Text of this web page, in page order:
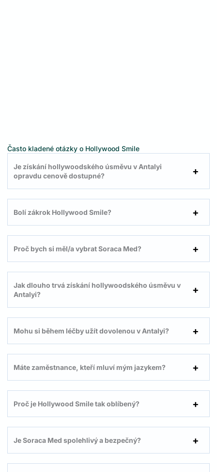
Často kladené otázky o Hollywood Smile
Je získání hollywoodského úsměvu v Antalyi
opravdu cenově dostupné?
Bolí zákrok Hollywood Smile?
Proč bych si měl/a vybrat Soraca Med?
Jak dlouho trvá získání hollywoodského úsměvu v
Antalyi?
Mohu si během léčby užít dovolenou v Antalyi?
Máte zaměstnance, kteří mluví mým jazykem?
Proč je Hollywood Smile tak oblíbený?
Je Soraca Med spolehlivý a bezpečný?